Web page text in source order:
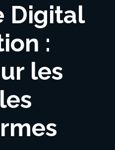
Digital
:
les